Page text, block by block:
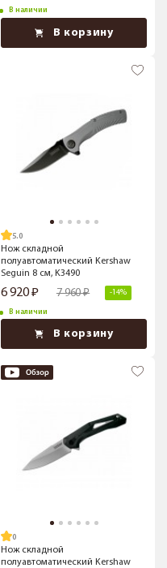
В наличии
В корзину
5.0
Нож складной
полуавтоматический Kershaw
Seguin 8 см, K3490
6 920 7 960 -14%
В наличии
В корзину
Нож складной
полуавтоматический Kershaw